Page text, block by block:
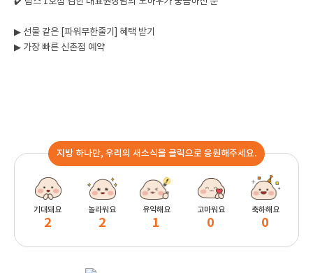
▶ 선물 같은 [파워무한줄기] 혜택 받기
▶ 가장 빠른 신촌점 예약
지방 하나만, 우리의 새소식을 클릭으로 응원해주세요.
기대돼요
2
놀라워요
2
유익해요
1
고마워요
0
축하해요
0